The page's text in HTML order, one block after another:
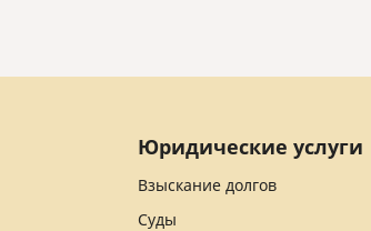
Юридические услуги
Взыскание долгов
Суды